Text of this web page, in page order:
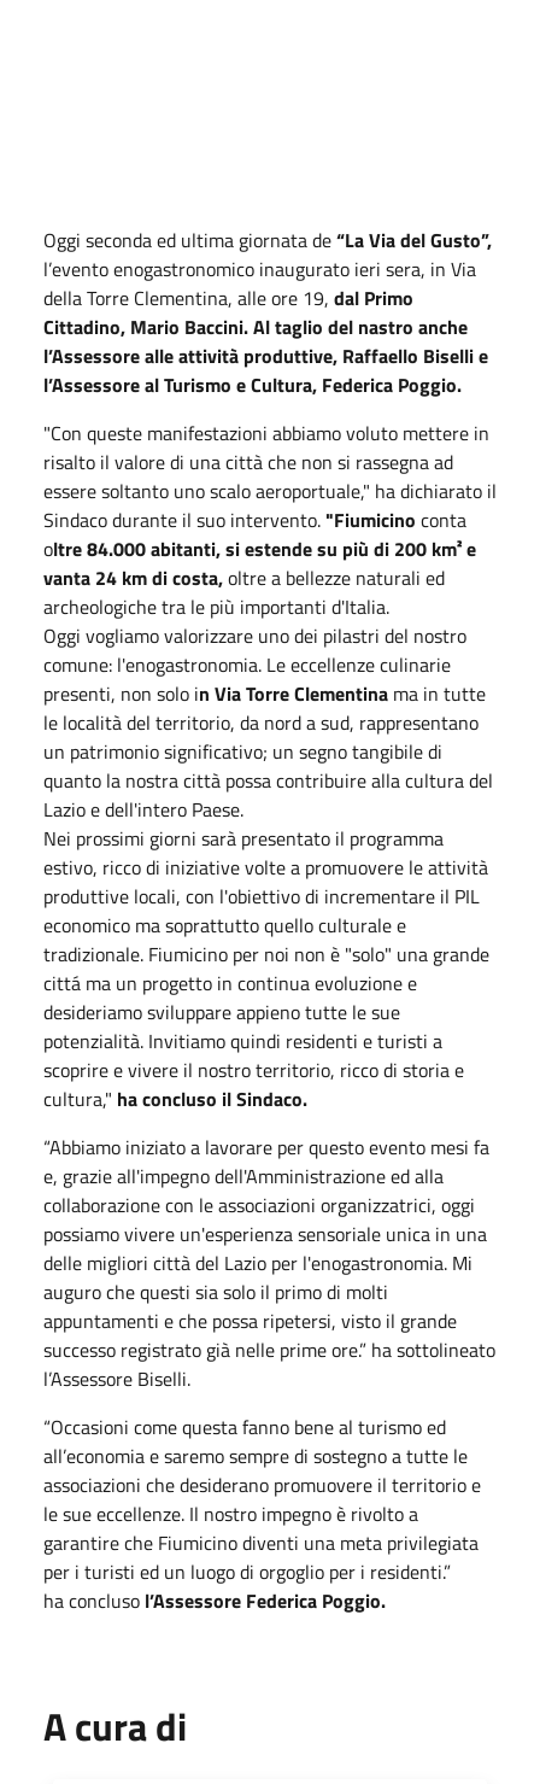
Oggi seconda ed ultima giornata de“La Via del Gusto”,
l’evento enogastronomico inaugurato ieri sera, in Via
della Torre Clementina, alle ore 19, dal Primo
Cittadino, Mario Baccini. Al taglio del nastro anche
l’Assessore alle attività produttive, Raffaello Biselli e
l’Assessore al Turismo e Cultura, Federica Poggio.
"Con queste manifestazioni abbiamo voluto mettere in
risalto il valore di una città che non si rassegna ad
essere soltanto uno scalo aeroportuale," ha dichiarato il
Sindaco durante il suo intervento."Fiumicino conta
oltre 84.000 abitanti, si estende su più di 200 km² e
vanta 24 km di costa,oltre a bellezze naturali ed
archeologiche tra le più importanti d'Italia.
Oggi vogliamo valorizzare uno dei pilastri del nostro
comune: l'enogastronomia. Le eccellenze culinarie
presenti, non solo in Via Torre Clementina ma in tutte
le località del territorio, da nord a sud, rappresentano
un patrimonio significativo; un segno tangibile di
quanto la nostra città possa contribuire alla cultura del
Lazio e dell'intero Paese.
Nei prossimi giorni sarà presentato il programma
estivo, ricco di iniziative volte a promuovere le attività
produttive locali, con l'obiettivo di incrementare il PIL
economico ma soprattutto quello culturale e
tradizionale. Fiumicino per noi non è "solo" una grande
cittá ma un progetto in continua evoluzione e
desideriamo sviluppare appieno tutte le sue
potenzialità. Invitiamo quindi residenti e turisti a
scoprire e vivere il nostro territorio, ricco di storia e
cultura," ha concluso il Sindaco.
“Abbiamo iniziato a lavorare per questo evento mesi fa
e, grazie all'impegno dell'Amministrazione ed alla
collaborazione con le associazioni organizzatrici, oggi
possiamo vivere un'esperienza sensoriale unica in una
delle migliori città del Lazio per l'enogastronomia. Mi
auguro che questi sia solo il primo di molti
appuntamenti e che possa ripetersi, visto il grande
successo registrato già nelle prime ore.” ha sottolineato
l’Assessore Biselli.
“Occasioni come questa fanno bene al turismo ed
all’economia e saremo sempre di sostegno a tutte le
associazioni che desiderano promuovere il territorio e
le sue eccellenze. Il nostro impegno è rivolto a
garantire che Fiumicino diventi una meta privilegiata
per i turisti ed un luogo di orgoglio per i residenti.”
ha concluso l’Assessore Federica Poggio.
A cura di